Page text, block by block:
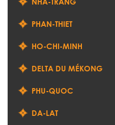
PHAN-THIET
HO-CHI-MINH
DELTA DU MÉKONG
PHU-QUOC
DA-LAT